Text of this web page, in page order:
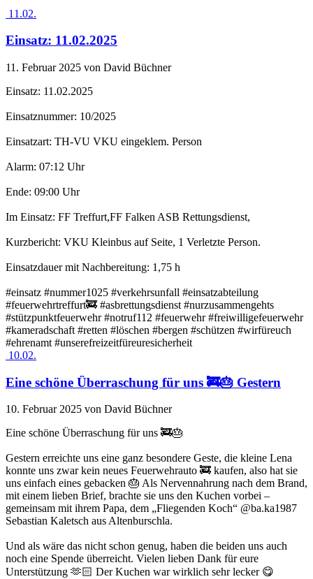
11.02.
Einsatz: 11.02.2025
11. Februar 2025 von David Büchner
Einsatz: 11.02.2025
Einsatznummer: 10/2025
Einsatzart: TH-VU VKU eingeklem. Person
Alarm: 07:12 Uhr
Ende: 09:00 Uhr
Im Einsatz: FF Treffurt,FF Falken ASB Rettungsdienst,
Kurzbericht: VKU Kleinbus auf Seite, 1 Verletzte Person.
Einsatzdauer mit Nachbereitung: 1,75 h
#einsatz #nummer1025 #verkehrsunfall #einsatzabteilung
#feuerwehrtreffurt🚒 #asbrettungsdienst #nurzusammengehts
#stützpunktfeuerwehr #notruf112 #feuerwehr #freiwilligefeuerwehr
#kameradschaft #retten #löschen #bergen #schützen #wirfüreuch
#ehrenamt #unserefreizeitfüreuresicherheit
10.02.
Eine schöne Überraschung für uns 🚒🎂 Gestern
10. Februar 2025 von David Büchner
Eine schöne Überraschung für uns 🚒🎂
Gestern erreichte uns eine ganz besondere Geste, die kleine Lena
konnte uns zwar kein neues Feuerwehrauto 🚒 kaufen, also hat sie
uns einfach eines gebacken 🎂 Als Nervennahrung nach dem Brand,
mit einem lieben Brief, brachte sie uns den Kuchen vorbei –
gemeinsam mit ihrem Papa, dem „Fliegenden Koch“ @ba.ka1987
Sebastian Kaletsch aus Altenburschla.
Und als wäre das nicht schon genug, haben die beiden uns auch
noch eine Spende überreicht. Vielen lieben Dank für eure
Unterstützung 🫶🏻 Der Kuchen war wirklich sehr lecker 😋